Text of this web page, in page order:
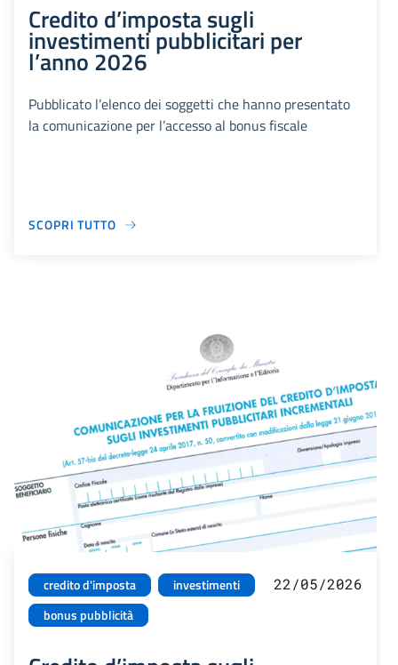
Credito d’imposta sugli
investimenti pubblicitari per
l’anno 2026
Pubblicato l’elenco dei soggetti che hanno presentato
la comunicazione per l’accesso al bonus fiscale
SCOPRI TUTTO
credito d'imposta
investimenti
bonus pubblicità
22/05/2026